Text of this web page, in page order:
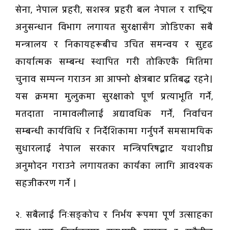
सेना, नेपाल प्रहरी, सशस्त्र प्रहरी बल नेपाल र राष्ट्रिय
अनुसन्धान विभाग लगायत सुरक्षासँग जोडिएका सबै
मन्त्रालय र निकायहरूबीच उचित समन्वय र सुदृढ
कार्यात्मक सम्बन्ध स्थापित गरी तोकिएकै मितिमा
चुनाव सम्पन्न गराउन आ आफ्नो क्षेत्रबाट प्रतिबद्ध रहने।
यस क्रममा मुलुकमा सुरक्षाको पूर्ण प्रत्याभूति गर्ने,
मतदाता नामावलीलाई अद्यावधिक गर्ने, निर्वाचन
सम्बन्धी कार्यविधि र निर्देशिकामा गर्नुपर्ने समसामयिक
सुधारलाई नेपाल सरकार मन्त्रिपरिषद्बाट यथाशीघ्र
अनुमोदन गराउने लगायतका कार्यका लागि आवश्यक
सहजीकरण गर्ने ।
२. सबैलाई निःसङ्कोच र निर्भय रूपमा पूर्ण उत्साहका